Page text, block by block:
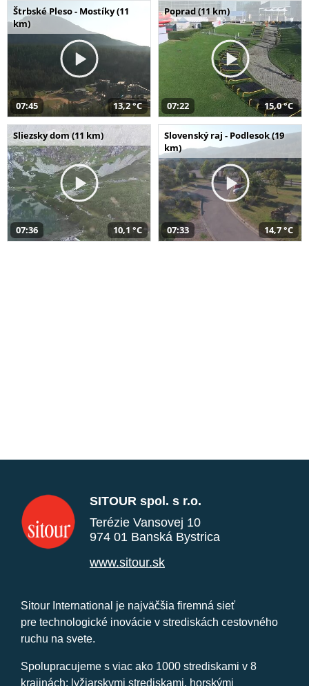
Štrbské Pleso - Mostíky (11
km)
07:45 13,2 °C
Poprad (11 km)
07:22 15,0 °C
Sliezsky dom (11 km)
07:36 10,1 °C
Slovenský raj - Podlesok (19
km)
07:33 14,7 °C
SITOUR spol. s r.o.
Terézie Vansovej 10
974 01 Banská Bystrica
www.sitour.sk
Sitour International je najväčšia firemná sieť
pre technologické inovácie v strediskách cestovného
ruchu na svete.
Spolupracujeme s viac ako 1000 strediskami v 8
krajinách: lyžiarskymi strediskami, horskými